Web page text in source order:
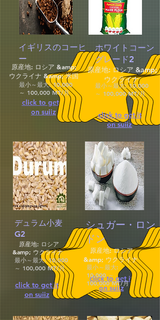
click to get it
on suiiz
イギリスのコーヒ
ー
原産地: ロシア &amp;
ウクライナ &amp; 米国
最小～最大: 10,000
～ 100,000 MT/月
ホワイトコーン
グレード2
原産地: ロシア &amp;
ウクライナ
最小～最大: 10,000
～ 100,000 MT/月
click to get it
on suiiz
デュラム小麦
G2
原産地: ロシア
&amp; ウクライナ
最小～最大: 10,000
～ 100,000 MT/月
click to get it
on suiiz
click to get it
on suiiz
シュガー・ロン
ドン
原産地: ロシア
&amp; ウクライナ
最小～最大:
10,000 ～
100,000 MT/月